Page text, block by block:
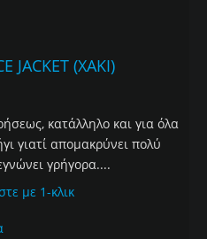
JACKET (XAKI)
κατάλληλο και για όλα
γιατί απομακρύνει πολύ
γρήγορα....
με 1-κλικ